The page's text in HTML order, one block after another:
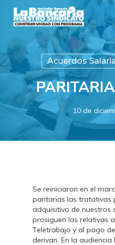
main
Acuerdos
10 de
Se reiniciaron en el
paritarias las tratativas
adquisitivo de nuestros
prosiguen las relativas
Teletrabajo y al pago
derivan. En la audiencia